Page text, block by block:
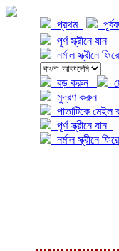
প্রথম
পূর্ণ স্ক্রীনে যান
নর্মাল স্ক্রীনে
বড় করুন
মুদ্রণ করুন
পাতাটিকে মেইল
পূর্ণ স্ক্রীনে যান
নর্মাল স্ক্রীনে